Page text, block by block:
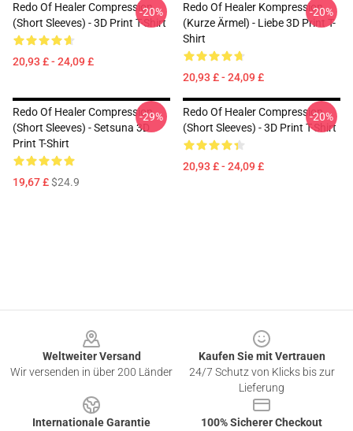
Redo Of Healer Compression
(short Sleeves) - 3D Print T-Shirt
20,93 £ - 24,09 £
-20%
Redo Of Healer Kompression
(kurze Ärmel) - Liebe 3D Print T-
Shirt
20,93 £ - 24,09 £
-20%
Redo Of Healer Compression
(short Sleeves) - Setsuna 3D
Print T-Shirt
19,67 £$24.9
-29%
Redo Of Healer Compression
(short Sleeves) - 3D Print T-Shirt
20,93 £ - 24,09 £
-20%
Weltweiter Versand
Wir versenden in über 200 Länder
Kaufen Sie mit Vertrauen
24/7 Schutz von Klicks bis zur
Lieferung
Internationale Garantie
100% Sicherer Checkout